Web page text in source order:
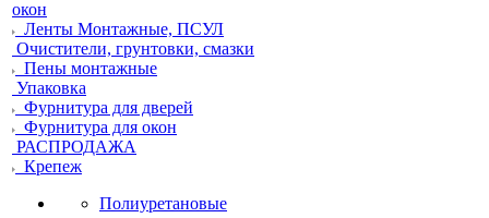
окон
Ленты Монтажные, ПСУЛ
Очистители, грунтовки, смазки
Пены монтажные
Упаковка
Фурнитура для дверей
Фурнитура для окон
РАСПРОДАЖА
Крепеж
Полиуретановые